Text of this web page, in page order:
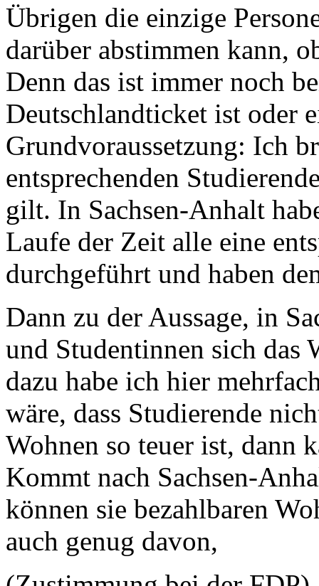
Übrigen die einzige
darüber abstimmen kann,
Denn das ist immer noch
Deutschlandticket ist oder
Grundvoraussetzung: Ich
entsprechenden
gilt. In Sachsen-Anhalt
Laufe der Zeit alle eine
durchgeführt und haben
Dann zu der Aussage, in
und Studentinnen sich das
dazu habe ich hier
wäre, dass Studierende
Wohnen so teuer ist, dann
Kommt nach Sachsen-
können sie bezahlbaren
auch genug davon,